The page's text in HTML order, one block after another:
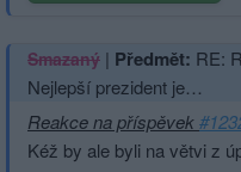
Smazaný | Předmět: RE:
Nejlepší prezident je…
Reakce na příspěvek
Kéž by ale byli na větvi z